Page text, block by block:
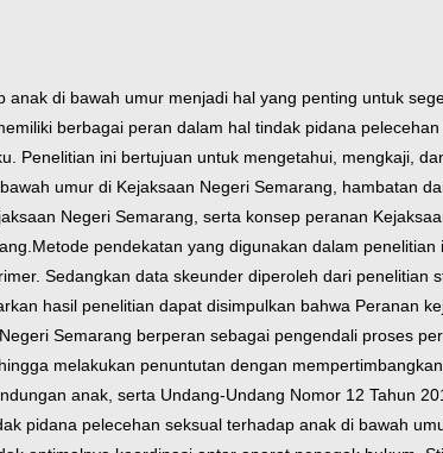
anak di bawah umur menjadi hal yang penting untuk
berbagai peran dalam hal tindak pidana
Penelitian ini bertujuan untuk mengetahui, mengkaji,
umur di Kejaksaan Negeri Semarang, hambatan
Negeri Semarang, serta konsep peranan
Metode pendekatan yang digunakan dalam
Sedangkan data skeunder diperoleh dari
hasil penelitian dapat disimpulkan bahwa Peranan
Semarang berperan sebagai pengendali proses
melakukan penuntutan dengan
anak, serta Undang-Undang Nomor 12 Tahun
pidana pelecehan seksual terhadap anak di bawah